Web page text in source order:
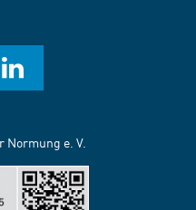
Normung e. V.